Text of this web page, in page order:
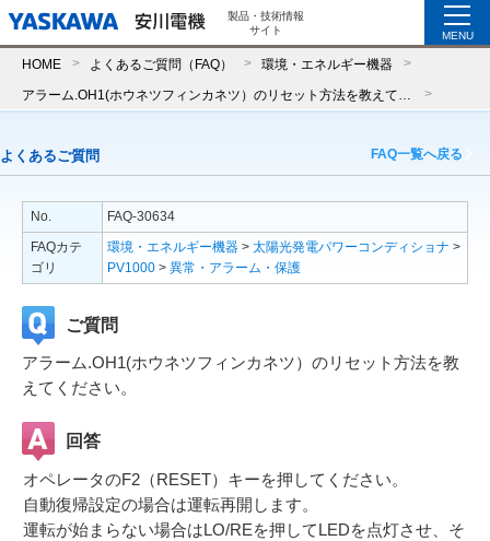
製品・技術情報
サイト
MENU
HOME よくあるご質問（FAQ） 環境・エネルギー機器
よくあるご質問 FAQ一覧へ戻る
No.
FAQ-30634
FAQカテ
ゴリ
環境・エネルギー機器 > 太陽光発電パワーコンディショナ >
PV1000 > 異常・アラーム・保護
ご質問
アラーム.OH1(ホウネツフィンカネツ）のリセット方法を教
えてください。
回答
オペレータのF2（RESET）キーを押してください。
自動復帰設定の場合は運転再開します。
運転が始まらない場合はLO/REを押してLEDを点灯させ、そ